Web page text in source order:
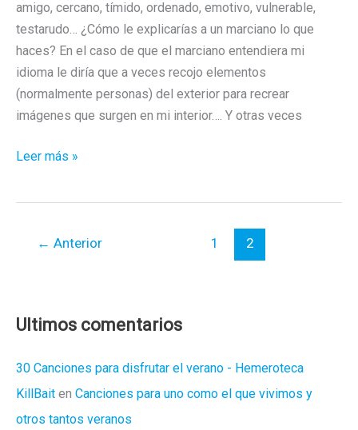
amigo, cercano, tímido, ordenado, emotivo, vulnerable,
testarudo… ¿Cómo le explicarías a un marciano lo que
haces? En el caso de que el marciano entendiera mi
idioma le diría que a veces recojo elementos
(normalmente personas) del exterior para recrear
imágenes que surgen en mi interior…. Y otras veces
Talento
Leer más »
← Anterior 1 2
Ultimos comentarios
30 Canciones para disfrutar el verano - Hemeroteca
KillBait en Canciones para uno como el que vivimos y
otros tantos veranos